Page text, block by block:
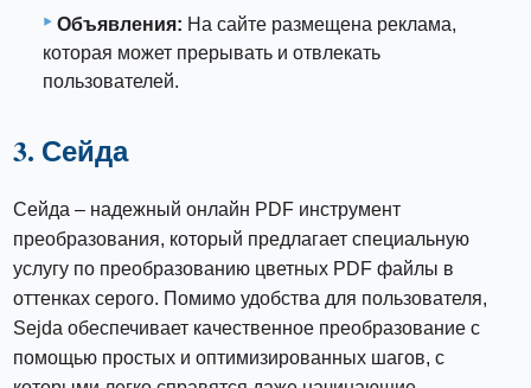
Объявления: На сайте размещена реклама,
которая может прерывать и отвлекать
пользователей.
3. Сейда
Сейда – надежный онлайн PDF инструмент
преобразования, который предлагает специальную
услугу по преобразованию цветных PDF файлы в
оттенках серого. Помимо удобства для пользователя,
Sejda обеспечивает качественное преобразование с
помощью простых и оптимизированных шагов, с